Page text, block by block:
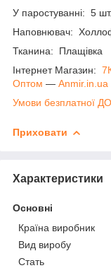
У паростуванні: 5 шт.
Наповнювач:
Тканина: Плащівка
Інтернет Магазин:
Оптом ― Anmir.in.ua
Умови безплатної
Приховати
Характеристики
Основні
Країна виробник
Вид виробу
Стать